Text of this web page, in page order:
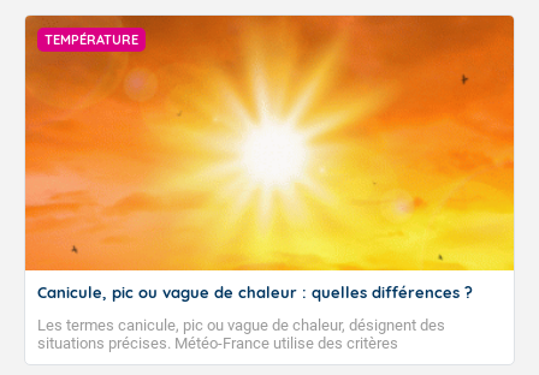
TEMPÉRATURE
Canicule, pic ou vague de chaleur : quelles différences ?
Les termes canicule, pic ou vague de chaleur, désignent des
situations précises. Météo-France utilise des critères
climatologiques pour évaluer et qualifier les épisodes de chaleur qui